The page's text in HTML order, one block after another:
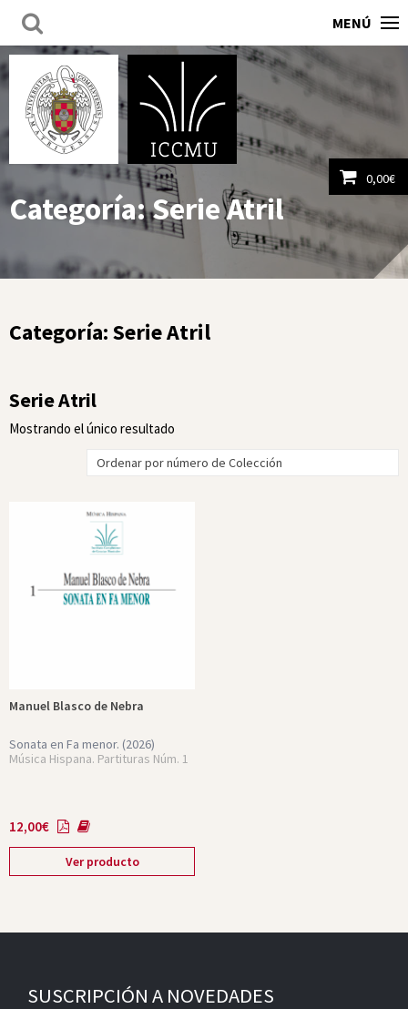
MENÚ
0,00€
Ver carrito
Categoría:Serie Atril
Categoría:Serie Atril
Serie Atril
Mostrando el único resultado
Manuel Blasco de Nebra
Sonata en Fa menor. (2026)
Música Hispana. Partituras Núm. 1
12,00€
Ver producto
SUSCRIPCIÓN A NOVEDADES